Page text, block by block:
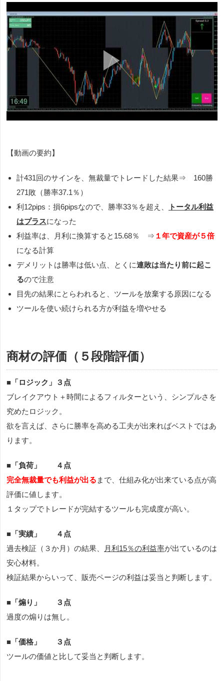
【動画の要約】
計431回のサインを、無裁量でトレードした結果⇒ 160勝
271敗（勝率37.1％）
利12pips：損6pipsなので、勝率33％を超え、
トータル利益
はプラスになった
利益率は、月利に換算すると15.68％ ⇒ １年で資産が５倍
になる計算
デメリットは勝率は低い点、とくに連敗は当たり前に起こ
るので注意
目先の結果にとらわれると、ツールを放棄する原因になる
ツールを使い続けられる方が利益を増やせる
商材の評価（５段階評価）
■ 「ロジック」３点
ブレイクアウト＋時間によるフィルターという、シンプルさを
究めたロジック。
欲を言えば、さらに勝率を高める工夫が出来ればベストではあ
ります。
■ 「負荷」 ４点
完全無裁量でも利益が出る まで、仕組み化が出来ている点が高
評価に値します。
１タップでトレードが完結するツールも完成度が高い。
■ 「実績」 ４点
過去検証（３か月）の結果、
月利15％の利益率が出ているのは
安心材料。
検証結果からいって、販売ページの利益は妥当と判断します。
■ 「煽り」 ３点
過度の煽りは無し。
■ 「価格」 ３点
ツールの価値と比して妥当と判断します。